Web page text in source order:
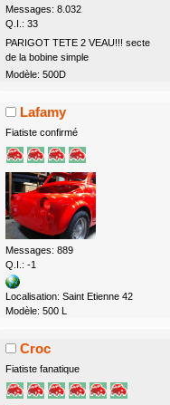
Messages: 8.032
Q.I.: 33
PARIGOT TETE 2 VEAU!!! secte
de la bobine simple
Modèle: 500D
Lafamy
Fiatiste confirmé
Messages: 889
Q.I.: -1
Localisation: Saint Etienne 42
Modèle: 500 L
Croc
Fiatiste fanatique